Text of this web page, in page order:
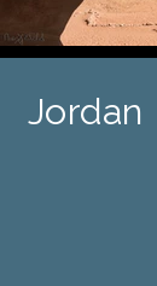
Jordan